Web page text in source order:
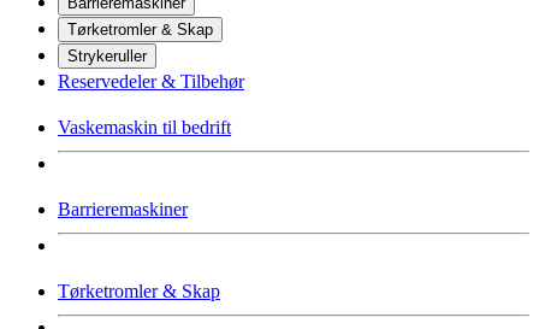
Tørketromler & Skap
Strykeruller
Reservedeler & Tilbehør
Vaskemaskin til bedrift
Barrieremaskiner
Tørketromler & Skap